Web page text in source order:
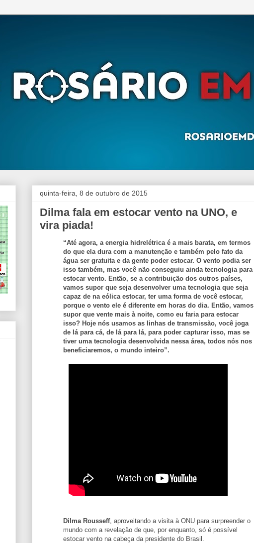
quinta-feira, 8 de outubro de 2015
Dilma fala em estocar vento na UNO, e
vira piada!
“Até agora, a energia hidrelétrica é a mais barata, em termos
do que ela dura com a manutenção e também pelo fato da
água ser gratuita e da gente poder estocar. O vento podia ser
isso também, mas você não conseguiu ainda tecnologia para
estocar vento. Então, se a contribuição dos outros países,
vamos supor que seja desenvolver uma tecnologia que seja
capaz de na eólica estocar, ter uma forma de você estocar,
porque o vento ele é diferente em horas do dia. Então, vamos
supor que vente mais à noite, como eu faria para estocar
isso? Hoje nós usamos as linhas de transmissão, você joga
de lá para cá, de lá para lá, para poder capturar isso, mas se
tiver uma tecnologia desenvolvida nessa área, todos nós nos
beneficiaremos, o mundo inteiro”.
Dilma Rousseff, aproveitando a visita à ONU para surpreender o
mundo com a revelação de que, por enquanto, só é possível
estocar vento na cabeça da presidente do Brasil.